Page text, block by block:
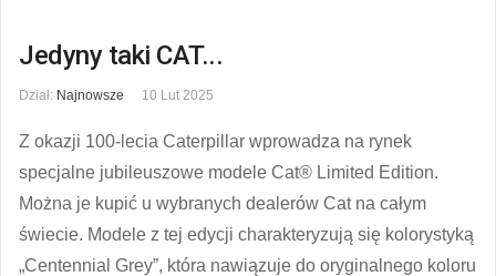
Jedyny taki CAT...
Dział: Najnowsze 10 Lut 2025
Z okazji 100-lecia Caterpillar wprowadza na rynek
specjalne jubileuszowe modele Cat® Limited Edition.
Można je kupić u wybranych dealerów Cat na całym
świecie. Modele z tej edycji charakteryzują się kolorystyką
„Centennial Grey”, która nawiązuje do oryginalnego koloru